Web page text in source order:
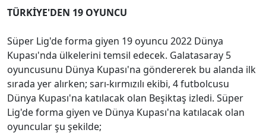
TÜRKİYE'DEN 19 OYUNCU
Süper Lig'de forma giyen 19 oyuncu 2022 Dünya
Kupası'nda ülkelerini temsil edecek. Galatasaray 5
oyuncusunu Dünya Kupası'na göndererek bu alanda ilk
sırada yer alırken; sarı-kırmızılı ekibi, 4 futbolcusu
Dünya Kupası'na katılacak olan Beşiktaş izledi. Süper
Lig'de forma giyen ve Dünya Kupası'na katılacak olan
oyuncular şu şekilde;